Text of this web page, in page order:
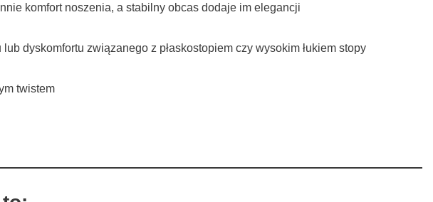
komfort noszenia, a stabilny obcas dodaje im elegancji
dyskomfortu związanego z płaskostopiem czy wysokim łukiem stopy
twistem